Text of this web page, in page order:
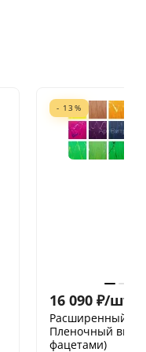
- 13%
16 090 ₽/шт.
Расширенный
Пленочный
фацетами)